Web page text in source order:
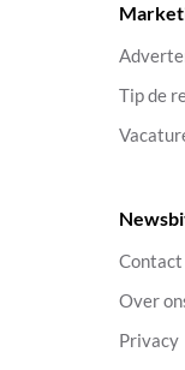
Tip de
Contact
Over
Privacy